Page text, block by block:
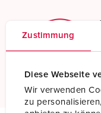
Zustimmung
Diese Webseite
Wir verwenden
zu